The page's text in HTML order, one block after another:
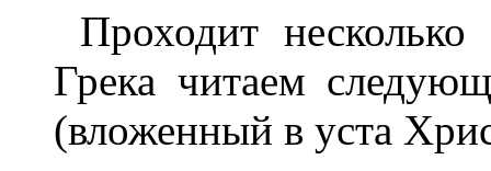
Проходит
Грека читаем
(вложенный в уста